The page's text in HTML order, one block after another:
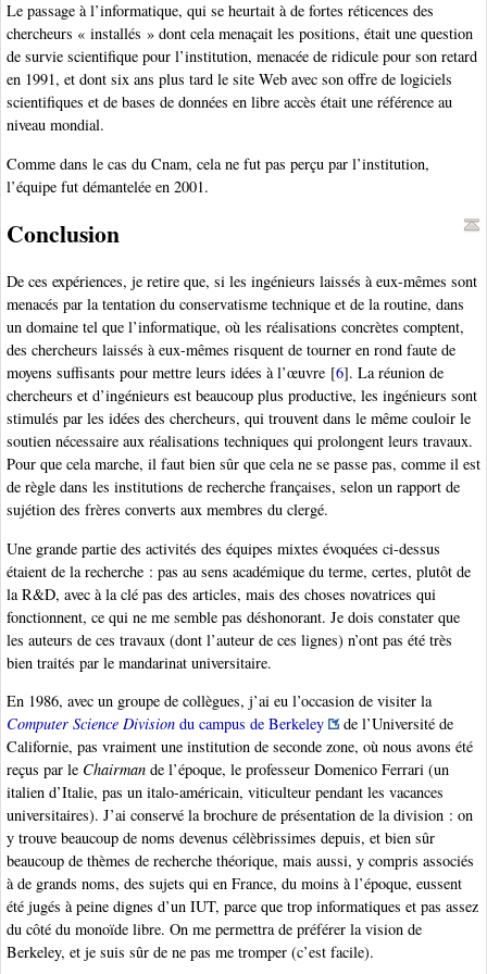
Le passage à l’informatique, qui se heurtait à de fortes réticences des
chercheurs « installés » dont cela menaçait les positions, était une question
de survie scientifique pour l’institution, menacée de ridicule pour son retard
en 1991, et dont six ans plus tard le site Web avec son offre de logiciels
scientifiques et de bases de données en libre accès était une référence au
niveau mondial.
Comme dans le cas du Cnam, cela ne fut pas perçu par l’institution,
l’équipe fut démantelée en 2001.
Conclusion
De ces expériences, je retire que, si les ingénieurs laissés à eux-mêmes sont
menacés par la tentation du conservatisme technique et de la routine, dans
un domaine tel que l’informatique, où les réalisations concrètes comptent,
des chercheurs laissés à eux-mêmes risquent de tourner en rond faute de
moyens suffisants pour mettre leurs idées à l’œuvre [6]. La réunion de
chercheurs et d’ingénieurs est beaucoup plus productive, les ingénieurs sont
stimulés par les idées des chercheurs, qui trouvent dans le même couloir le
soutien nécessaire aux réalisations techniques qui prolongent leurs travaux.
Pour que cela marche, il faut bien sûr que cela ne se passe pas, comme il est
de règle dans les institutions de recherche françaises, selon un rapport de
sujétion des frères converts aux membres du clergé.
Une grande partie des activités des équipes mixtes évoquées ci-dessus
étaient de la recherche : pas au sens académique du terme, certes, plutôt de
la R&D, avec à la clé pas des articles, mais des choses novatrices qui
fonctionnent, ce qui ne me semble pas déshonorant. Je dois constater que
les auteurs de ces travaux (dont l’auteur de ces lignes) n’ont pas été très
bien traités par le mandarinat universitaire.
En 1986, avec un groupe de collègues, j’ai eu l’occasion de visiter la
Computer Science Division du campus de Berkeley
de l’Université de
Californie, pas vraiment une institution de seconde zone, où nous avons été
reçus par le Chairman de l’époque, le professeur Domenico Ferrari (un
italien d’Italie, pas un italo-américain, viticulteur pendant les vacances
universitaires). J’ai conservé la brochure de présentation de la division : on
y trouve beaucoup de noms devenus célèbrissimes depuis, et bien sûr
beaucoup de thèmes de recherche théorique, mais aussi, y compris associés
à de grands noms, des sujets qui en France, du moins à l’époque, eussent
été jugés à peine dignes d’un IUT, parce que trop informatiques et pas assez
du côté du monoïde libre. On me permettra de préférer la vision de
Berkeley, et je suis sûr de ne pas me tromper (c’est facile).